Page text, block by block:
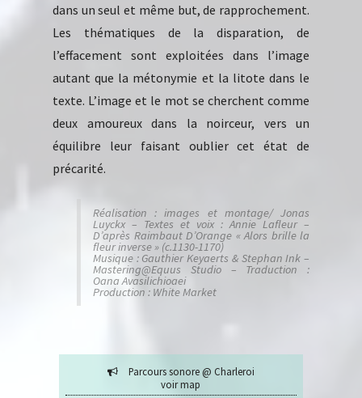
dans un seul et même but, de rapprochement.
Les thématiques de la disparation, de
l’effacement sont exploitées dans l’image
autant que la métonymie et la litote dans le
texte. L’image et le mot se cherchent comme
deux amoureux dans la noirceur, vers un
équilibre leur faisant oublier cet état de
précarité.
Réalisation : images et montage/ Jonas
Luyckx – Textes et voix : Annie Lafleur –
D’après Raimbaut D’Orange « Alors brille la
fleur inverse » (c.1130-1170)
Musique : Gauthier Keyaerts & Stephan Ink –
Mastering@Equus Studio – Traduction :
Oana Avasilichioaei
Production : White Market
Parcours sonore @ Charleroi
voir map